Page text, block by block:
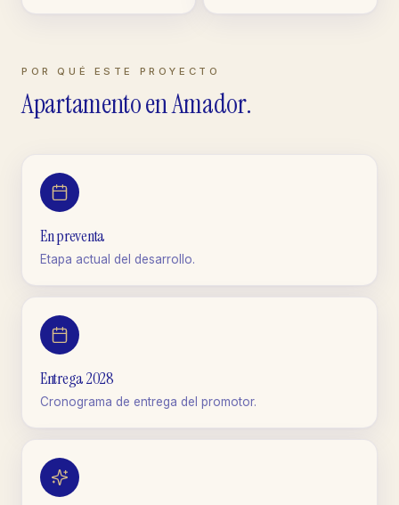
POR QUÉ ESTE PROYECTO
ApartamentoenAmador.
En preventa
Etapa actual del desarrollo.
Entrega 2028
Cronograma de entrega del promotor.